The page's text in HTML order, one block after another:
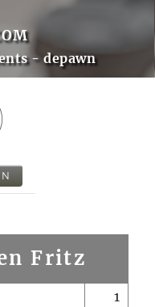
- depawn
Fritz
1